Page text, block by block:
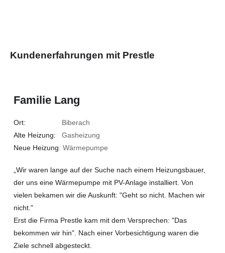
Kundenerfahrungen mit Prestle
Familie Lang
Ort: Biberach
Alte Heizung: Gasheizung
Neue Heizung: Wärmepumpe
„Wir waren lange auf der Suche nach einem Heizungsbauer,
der uns eine Wärmepumpe mit PV-Anlage installiert. Von
vielen bekamen wir die Auskunft: "Geht so nicht. Machen wir
nicht."
Erst die Firma Prestle kam mit dem Versprechen: "Das
bekommen wir hin". Nach einer Vorbesichtigung waren die
Ziele schnell abgesteckt.